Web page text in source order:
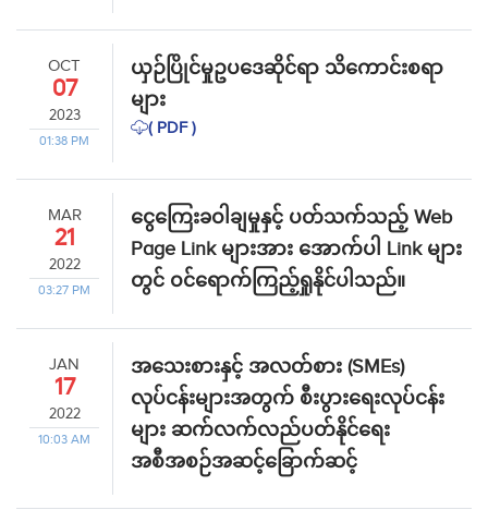
OCT
07
2023
01:38 PM
ယှဉ်ပြိုင်မှုဥပဒေဆိုင်ရာ သိကောင်းစရာ
များ
( PDF )
MAR
21
2022
03:27 PM
ငွေကြေးခဝါချမှုနှင့် ပတ်သက်သည့် Web
Page Link များအား အောက်ပါ Link များ
တွင် ဝင်ရောက်ကြည့်ရှုနိုင်ပါသည်။
JAN
17
2022
10:03 AM
အသေးစားနှင့် အလတ်စား (SMEs)
လုပ်ငန်းများအတွက် စီးပွားရေးလုပ်ငန်း
များ ဆက်လက်လည်ပတ်နိုင်ရေး
အစီအစဉ်အဆင့်ခြောက်ဆင့်